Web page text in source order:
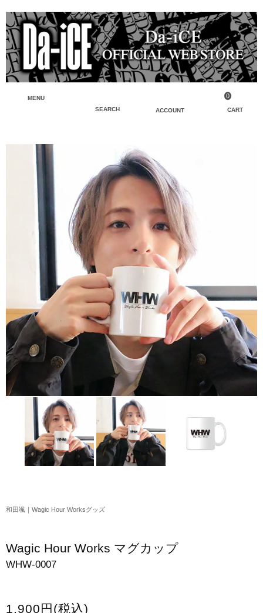
MENU
SEARCH
ACCOUNT CART
0
フェイスタオル・タオル
Tシャツ・シャツ
パーカー・スウェット・ブルゾン
バッグ・ポーチ
キーホルダー・チャーム
アクリルスタンド・アクセサリー・帽子
缶バッジ・ステッカー
生活雑貨・菓子・ゲーム
工藤大輝グッズ
岩岡徹グッズ
大野雄大グッズ
花村想太｜Natural Lag(ナチュラルラグ)グッズ
和田颯｜Wagic Hour Worksグッズ
スマホケース・モバイルバッテリー
会場限定グッズ
検索
会員登録
ログイン
和田颯｜Wagic Hour Worksグッズ
Wagic Hour Works マグカップ
WHW-0007
1,900円(税込)